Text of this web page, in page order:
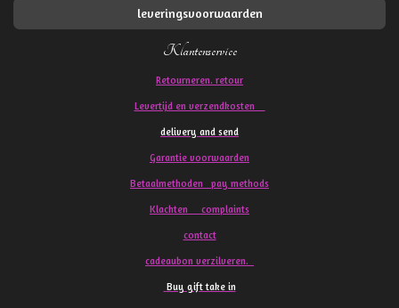
leveringsvoorwaarden
Klantenservice
Retourneren. retour
Levertijd en verzendkosten
delivery and send
Garantie voorwaarden
Betaalmethoden pay methods
Klachten complaints
contact
cadeaubon verzilveren.
Buy gift take in